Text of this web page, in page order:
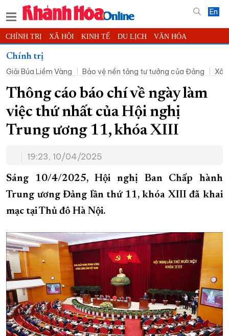
En
CHÍNH TRỊ XÃ HỘI KINH TẾ DU LỊCH VĂN HÓA
THỂ THAO
KHOA HỌC - CÔNG NGHỆ PHÁP LUẬT BẠN ĐỌC PHÓNG SỰ
THẾ GIỚI MULTIMEDIA VIDEO ĐỌC BÁO ONLINE
PODCAST THÔNG TIN - QUẢNG CÁO
QUY HOẠCH TỈNH KHÁNH HÒA
CHUNG TAY CẢI CÁCH HÀNH CHÍNH
XÂY DỰNG NÔNG THÔN MỚI LỊCH CẮT ĐIỆN
TÀU - XE - MÁY BAY
KỶ NIỆM 370 NĂM XÂY DỰNG VÀ PHÁT TRIỂN TỈNH KHÁNH HÒA
XÂY DỰNG KHÁNH HÒA TRỞ THÀNH THÀNH PHỐ TRỰC THUỘC
ĐẠI HỘI ĐẢNG CÁC CẤP TRANG CHỦ VỀ BÁO KHÁNH HÒA
Chính trị
Giải Búa Liềm Vàng
Bảo vệ nền tảng tư tưởng của Đảng
Thông cáo báo chí về ngày làm
việc thứ nhất của Hội nghị
Trung ương 11, khóa XIII
19:23, 10/04/2025
Sáng 10/4/2025, Hội nghị Ban Chấp hành
Trung ương Đảng lần thứ 11, khóa XIII đã khai
mạc tại Thủ đô Hà Nội.